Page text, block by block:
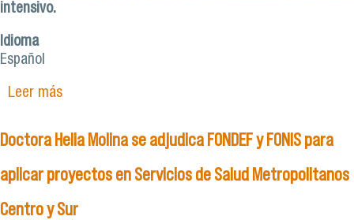
intensivo.
Idioma
Español
Leer mássobre Guía de recomendaciones, seminario
proyecto Fonis de la escuela Terapia Ocupacional
Doctora Helia Molina se adjudica FONDEF y FONIS para
aplicar proyectos en Servicios de Salud Metropolitanos
Centro y Sur